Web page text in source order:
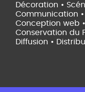
Décoration •
Communication
Conception web
Conservation du
Diffusion •